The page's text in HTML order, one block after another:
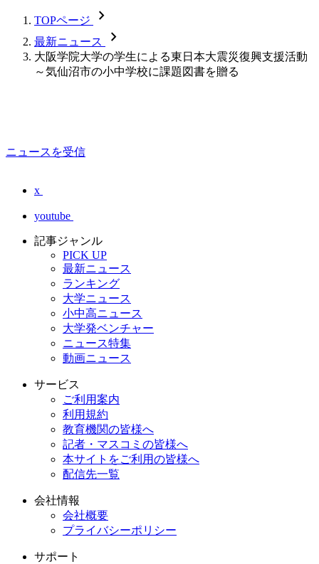
TOPページ chevron_forward
最新ニュース chevron_forward
大阪学院大学の学生による東日本大震災復興支援活動
～気仙沼市の小中学校に課題図書を贈る
ニュースを受信
x
youtube
記事ジャンル
PICK UP
最新ニュース
ランキング
大学ニュース
小中高ニュース
大学発ベンチャー
ニュース特集
動画ニュース
サービス
ご利用案内
利用規約
教育機関の皆様へ
記者・マスコミの皆様へ
本サイトをご利用の皆様へ
配信先一覧
会社情報
会社概要
プライバシーポリシー
サポート